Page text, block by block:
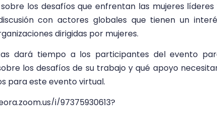
los desafíos que enfrentan las mujeres líderes
con actores globales que tienen un
dirigidas por mujeres.
dará tiempo a los participantes del evento
los desafíos de su trabajo y qué apoyo
para este evento virtual.
j/97375930613?